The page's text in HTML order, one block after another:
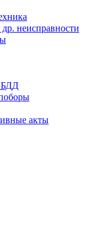
неисправности
акты